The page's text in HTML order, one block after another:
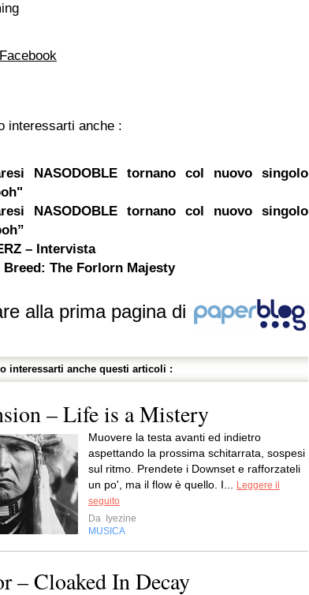
interessarti anche :
NASODOBLE tornano col nuovo singolo
NASODOBLE tornano col nuovo singolo
– Intervista
Breed: The Forlorn Majesty
alla prima pagina di
interessarti anche questi articoli :
– Life is a Mistery
Muovere la testa avanti ed indietro
aspettando la prossima schitarrata, sospesi
sul ritmo. Prendete i Downset e rafforzateli
un po', ma il flow è quello. I...
Leggere il
seguito
Da
Iyezine
MUSICA
– Cloaked In Decay